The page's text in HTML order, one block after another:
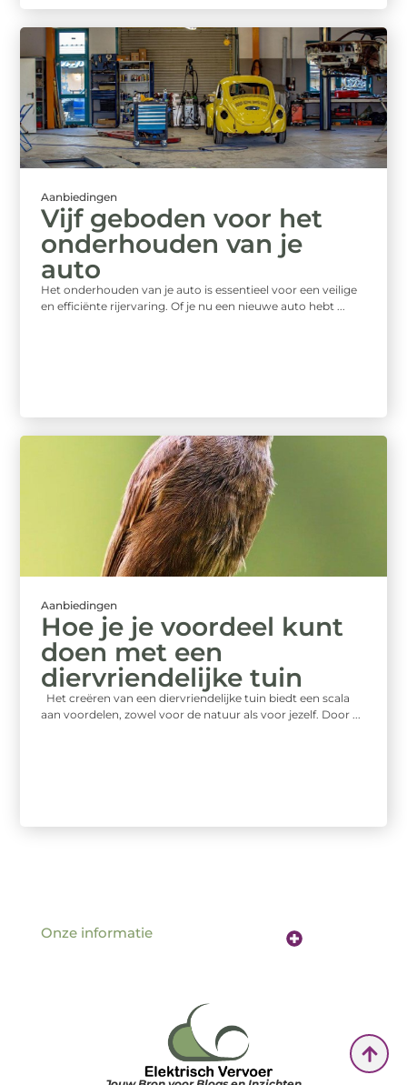
Aanbiedingen
Vijf geboden voor het
onderhouden van je
auto
Het onderhouden van je auto is essentieel voor een veilige
en efficiënte rijervaring. Of je nu een nieuwe auto hebt ...
Aanbiedingen
Hoe je je voordeel kunt
doen met een
diervriendelijke tuin
Het creëren van een diervriendelijke tuin biedt een scala
aan voordelen, zowel voor de natuur als voor jezelf. Door ...
Onze informatie